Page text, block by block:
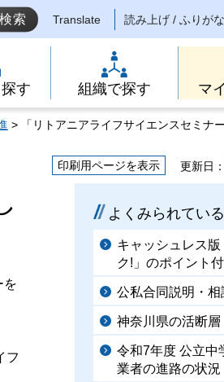
Translate 読み上げ / ふりがな
す 組織で探す マ
> 「リトアニアライフサイエンスセミナ
印刷用ページを表示 更新日
を
フ
よくみられてい
キャッシュレス版
ク!」のポイント
公私合同説明・相
神奈川県の活断層
令和7年度 公立中
業者の進路の状況